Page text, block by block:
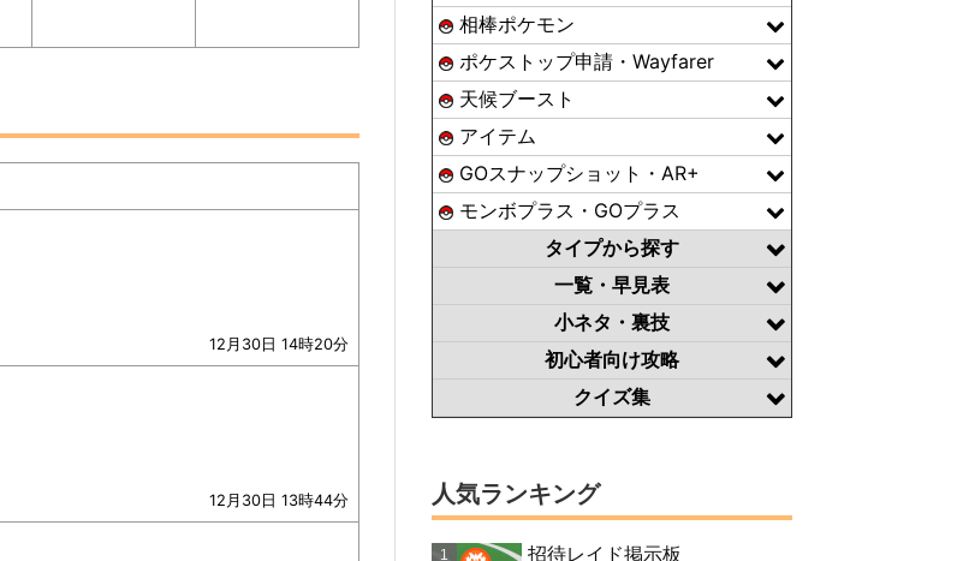
12月30日 14時20分
12月30日 13時44分
相棒ポケモン
ポケストップ申請・Wayfarer
天候ブースト
アイテム
GOスナップショット・AR+
モンボプラス・GOプラス
タイプから探す
一覧・早見表
小ネタ・裏技
初心者向け攻略
クイズ集
人気ランキング
招待レイド掲示板